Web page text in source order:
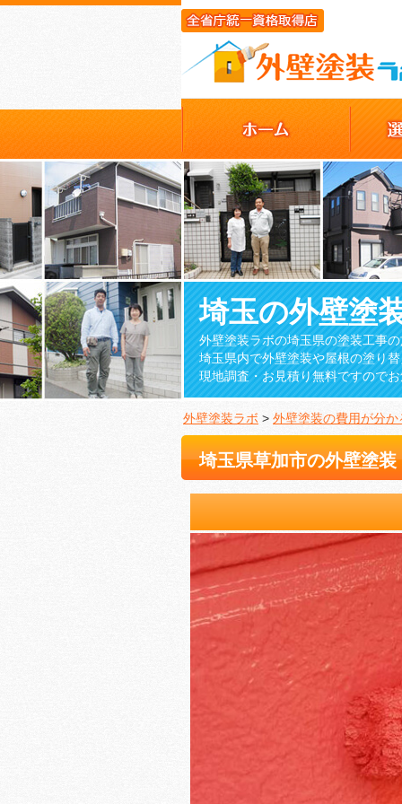
埼玉の外壁塗
外壁塗装ラボの埼玉県の塗装工事
埼玉県内で外壁塗装や屋根の塗り
現地調査・お見積り無料ですので
外壁塗装ラボ > 外壁塗装の費用が分
埼玉県草加市の外壁塗